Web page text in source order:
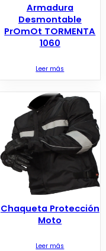
Armadura
Desmontable
PrOmOt TORMENTA
1060
Leer más
Chaqueta Protección
Moto
Leer más